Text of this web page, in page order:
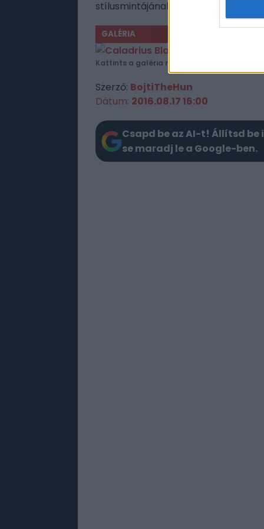
stílusmintájának.
GALÉRIA
Kattints a galéria megtekintéséhez!
Szerző: BojtiTheHun
Dátum: 2016.08.17 16:00
Csapd be az AI-t! Állítsd
se maradj le a Google-ben.